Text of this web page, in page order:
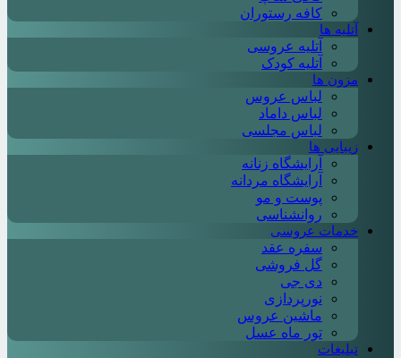
کافه رستوران
آتلیه ها
آتلیه عروسی
آتلیه کودک
مزون ها
لباس عروس
لباس داماد
لباس مجلسی
زیبایی ها
آرایشگاه زنانه
آرایشگاه مردانه
پوست و مو
روانشناسی
خدمات عروسی
سفره عقد
گل فروشی
دی جی
نورپردازی
ماشین عروس
تور ماه عسل
تبلیغات